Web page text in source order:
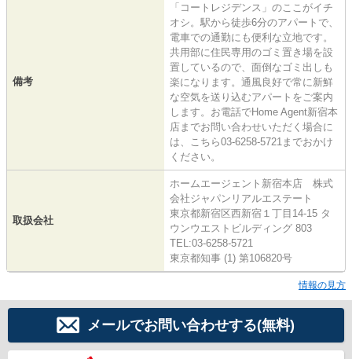
備考
「コートレジデンス」のここがイチ
オシ。駅から徒歩6分のアパートで、
電車での通勤にも便利な立地です。
共用部に住民専用のゴミ置き場を設
置しているので、面倒なゴミ出しも
楽になります。通風良好で常に新鮮
な空気を送り込むアパートをご案内
します。お電話でHome Agent新宿本
店までお問い合わせいただく場合に
は、こちら03-6258-5721までおかけ
ください。
取扱会社
ホームエージェント新宿本店 株式
会社ジャパンリアルエステート
東京都新宿区西新宿１丁目14-15 タ
ウンウエストビルディング 803
TEL:03-6258-5721
東京都知事 (1) 第106820号
情報の見方
メールでお問い合わせする(無料)